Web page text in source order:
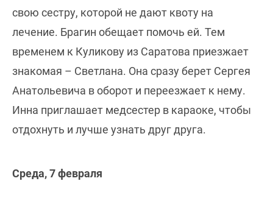
свою сестру, которой не дают квоту на
лечение. Брагин обещает помочь ей. Тем
временем к Куликову из Саратова приезжает
знакомая – Светлана. Она сразу берет Сергея
Анатольевича в оборот и переезжает к нему.
Инна приглашает медсестер в караоке, чтобы
отдохнуть и лучше узнать друг друга.
Среда, 7 февраля